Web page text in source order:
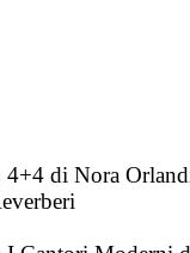
4+4 di Nora